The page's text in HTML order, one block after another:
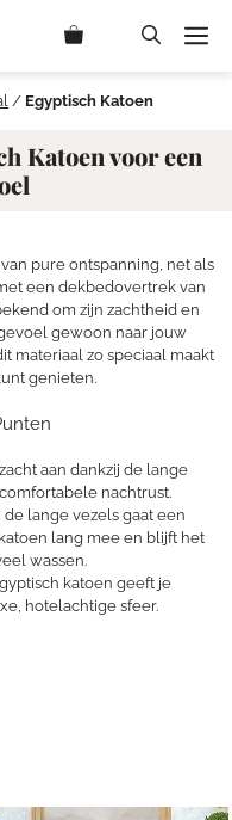
/ Egyptisch Katoen
Katoen voor een
pure ontspanning, net als
een dekbedovertrek van
om zijn zachtheid en
gewoon naar jouw
materiaal zo speciaal maakt
genieten.
aan dankzij de lange
nachtrust.
lange vezels gaat een
lang mee en blijft het
wassen.
katoen geeft je
hotelachtige sfeer.